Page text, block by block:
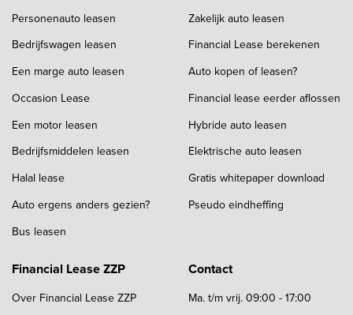
Personenauto leasen
Bedrijfswagen leasen
Een marge auto leasen
Occasion Lease
Een motor leasen
Bedrijfsmiddelen leasen
Halal lease
Auto ergens anders gezien?
Bus leasen
Zakelijk auto leasen
Financial Lease berekenen
Auto kopen of leasen?
Financial lease eerder aflossen
Hybride auto leasen
Elektrische auto leasen
Gratis whitepaper download
Pseudo eindheffing
Financial Lease ZZP
Over Financial Lease ZZP
Contact
Ma. t/m vrij. 09:00 - 17:00